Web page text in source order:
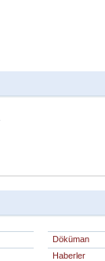
Döküman
Haberler